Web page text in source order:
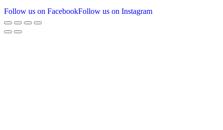
Follow us on FacebookFollow us on Instagram